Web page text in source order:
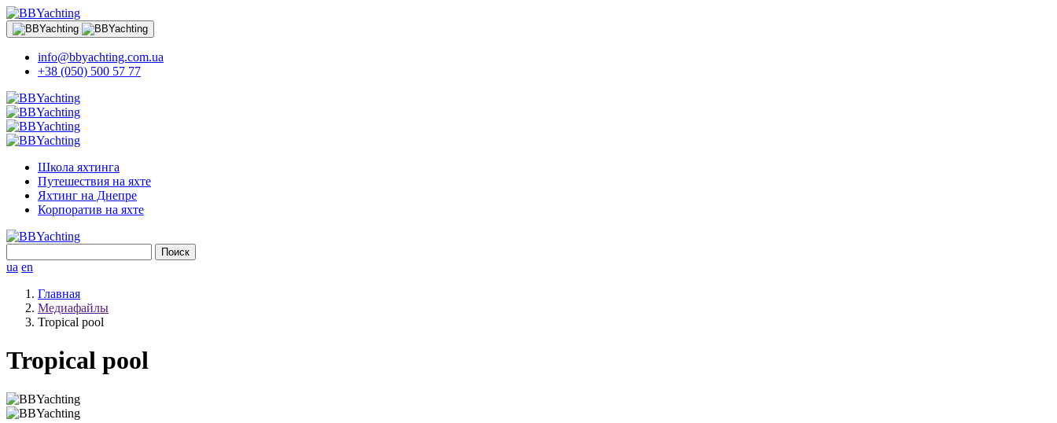
info@bbyachting.com.ua
+38 (050) 500 57 77
Школа яхтинга
Путешествия на яхте
Яхтинг на Днепре
Корпоратив на яхте
ua en
Главная
Медиафайлы
Tropical pool
Tropical pool